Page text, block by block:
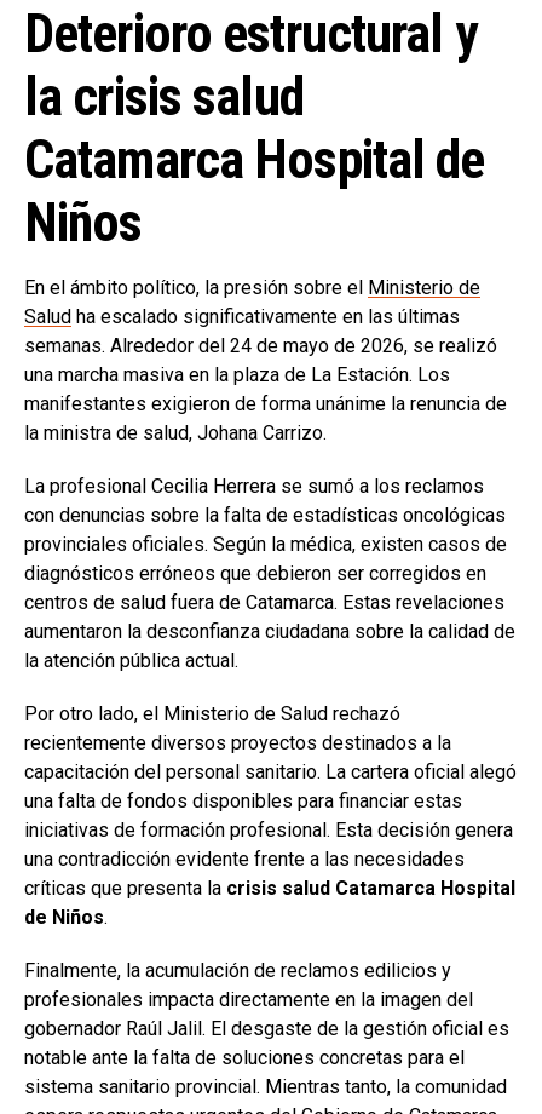
Deterioro estructural y
la crisis salud
Catamarca Hospital de
Niños
En el ámbito político, la presión sobre el Ministerio de
Salud ha escalado significativamente en las últimas
semanas. Alrededor del 24 de mayo de 2026, se realizó
una marcha masiva en la plaza de La Estación. Los
manifestantes exigieron de forma unánime la renuncia de
la ministra de salud, Johana Carrizo.
La profesional Cecilia Herrera se sumó a los reclamos
con denuncias sobre la falta de estadísticas oncológicas
provinciales oficiales. Según la médica, existen casos de
diagnósticos erróneos que debieron ser corregidos en
centros de salud fuera de Catamarca. Estas revelaciones
aumentaron la desconfianza ciudadana sobre la calidad de
la atención pública actual.
Por otro lado, el Ministerio de Salud rechazó
recientemente diversos proyectos destinados a la
capacitación del personal sanitario. La cartera oficial alegó
una falta de fondos disponibles para financiar estas
iniciativas de formación profesional. Esta decisión genera
una contradicción evidente frente a las necesidades
críticas que presenta la crisis salud Catamarca Hospital
de Niños.
Finalmente, la acumulación de reclamos edilicios y
profesionales impacta directamente en la imagen del
gobernador Raúl Jalil. El desgaste de la gestión oficial es
notable ante la falta de soluciones concretas para el
sistema sanitario provincial. Mientras tanto, la comunidad